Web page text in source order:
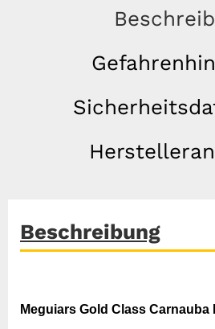
Beschreibung
Meguiars Gold Class Carnauba